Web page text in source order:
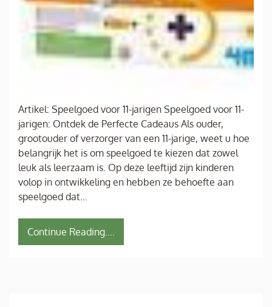
Artikel: Speelgoed voor 11-jarigen Speelgoed voor 11-
jarigen: Ontdek de Perfecte Cadeaus Als ouder,
grootouder of verzorger van een 11-jarige, weet u hoe
belangrijk het is om speelgoed te kiezen dat zowel
leuk als leerzaam is. Op deze leeftijd zijn kinderen
volop in ontwikkeling en hebben ze behoefte aan
speelgoed dat…
Continue Reading....